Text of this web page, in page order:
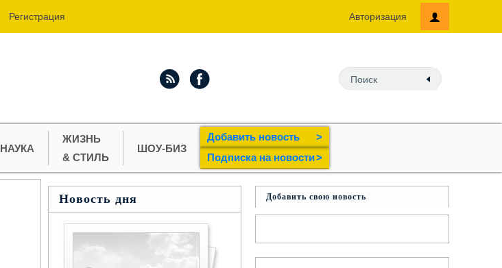
Регистрация Авторизация
НАУКА
ЖИЗНЬ
& СТИЛЬ
ШОУ-БИЗ
Добавить новость
>
Подпиcка на новости>
Новость дня Добавить свою новость